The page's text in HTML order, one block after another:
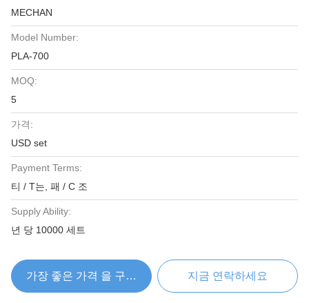
MECHAN
Model Number:
PLA-700
MOQ:
5
가격:
USD set
Payment Terms:
티 / T는, 패 / C 조
Supply Ability:
년 당 10000 세트
가장 좋은 가격 을 구하라 지금 연락하세요